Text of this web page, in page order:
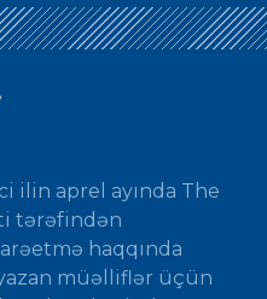
ilin aprel ayında The
tərəfindən
haqqında
müəlliflər üçün